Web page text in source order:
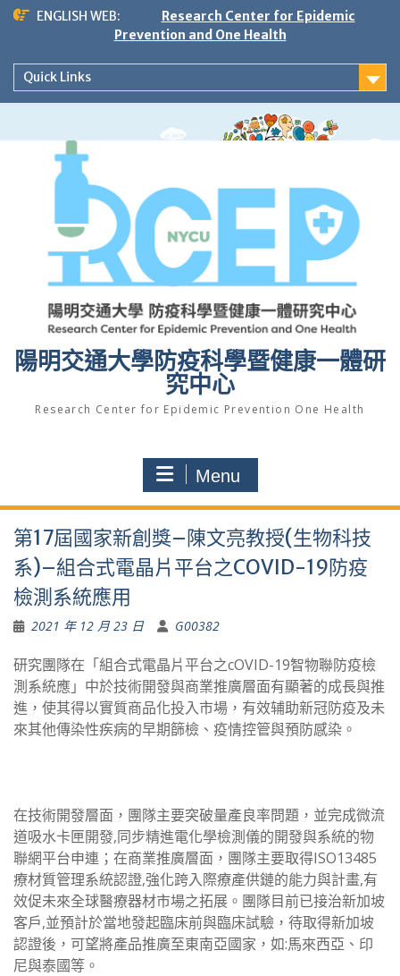
Skip
ENGLISH WEB:
Research Center for Epidemic
Prevention and One Health
Quick Links
陽明交通大學防疫科學暨健康一體研
究中心
Research Center for Epidemic Prevention One Health
Menu
第17屆國家新創獎–陳文亮教授(生物科技
系)–組合式電晶片平台之COVID-19防疫
檢測系統應用
2021 年 12 月 23 日 G00382
研究團隊在「組合式電晶片平台之cOVID-19智物聯防疫檢
測系統應」中於技術開發與商業推廣層面有顯著的成長與推
進，使其得以實質商品化投入市場，有效辅助新冠防疫及未
來其他傳染性疾病的早期篩檢、疫情控管與預防感染。
在技術開發層面，團隊主要突破量產良率問題，並完成微流
道吸水卡匣開發,同步精進電化學檢測儀的開發與系統的物
聯網平台申連；在商業推廣層面，團隊主要取得ISO13485
療材質管理系統認證,強化跨入際療產供鏈的能力與計畫,有
效促未來全球醫療器材市場之拓展。團隊目前已接治新加坡
客戶,並預計於當地發起臨床前與臨床試驗，待取得新加坡
認證後，可望將產品推廣至東南亞國家，如:馬來西亞、印
尼與泰國等。